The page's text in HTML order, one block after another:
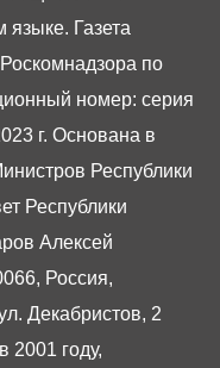
языке. Газета
по
номер: серия
г. Основана в
Республики
Республики
Алексей
Россия,
Декабристов, 2
2001 году,